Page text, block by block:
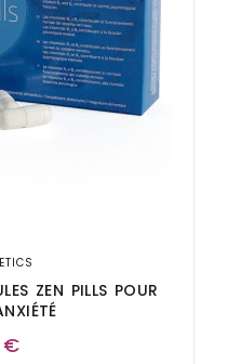
ZEN PILLS POUR
€